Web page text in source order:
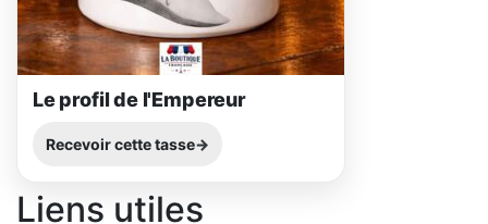
Le profil de l'Empereur
Recevoir cette tasse
Liens utiles